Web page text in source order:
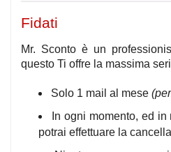
Fidati
Mr. Sconto è un
questo Ti offre la massima
Solo 1 mail al mese
In ogni momento, ed
potrai effettuare la